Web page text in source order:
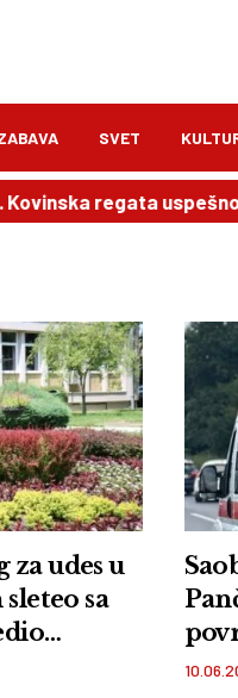
SVET
regata uspešno
udes u
sa